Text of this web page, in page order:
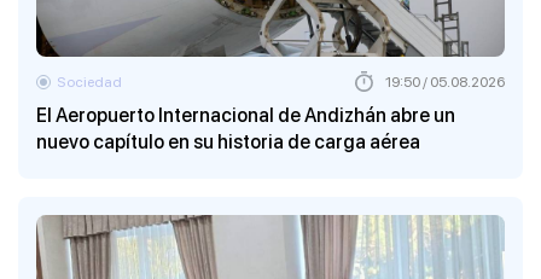
El Aeropuerto Internacional de Andizhán abre un
nuevo capítulo en su historia de carga aérea
Sociedad 19:50 / 05.08.2026